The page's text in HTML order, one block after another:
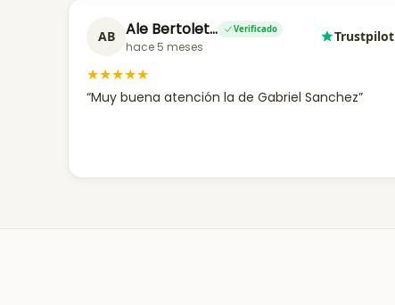
AB Ale Bertolet… Verificado
hace 5 meses
Trustpilot
★★★★★
“Muy buena atención la de Gabriel Sanchez”